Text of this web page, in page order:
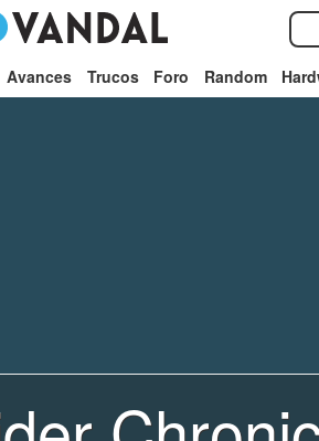
Avances Trucos Foro Random